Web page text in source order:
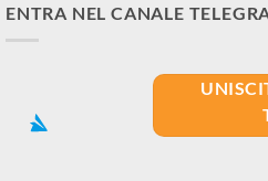
ENTRA NEL CANALE